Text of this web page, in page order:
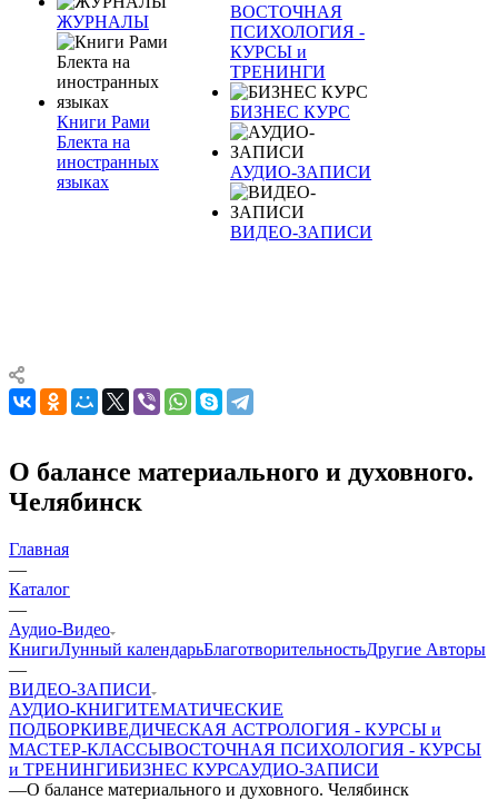
ЖУРНАЛЫ
Книги Рами
Блекта на
иностранных
языках
ВОСТОЧНАЯ
ПСИХОЛОГИЯ -
КУРСЫ и
ТРЕНИНГИ
БИЗНЕС КУРС
АУДИО-ЗАПИСИ
ВИДЕО-ЗАПИСИ
О балансе материального и духовного.
Челябинск
Главная
—
Каталог
—
Аудио-Видео
КнигиЛунный календарьБлаготворительностьДругие Aвторы
—
ВИДЕО-ЗАПИСИ
АУДИО-КНИГИТЕМАТИЧЕСКИЕ
ПОДБОРКИВЕДИЧЕСКАЯ АСТРОЛОГИЯ - КУРСЫ и
МАСТЕР-КЛАССЫВОСТОЧНАЯ ПСИХОЛОГИЯ - КУРСЫ
и ТРЕНИНГИБИЗНЕС КУРСАУДИО-ЗАПИСИ
—О балансе материального и духовного. Челябинск